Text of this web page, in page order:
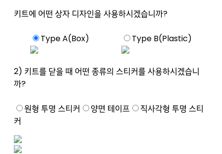
키트에 어떤 상자 디자인을 사용하시겠습니까?
Type A(Box) Type B(Plastic)
2) 키트를 닫을 때 어떤 종류의 스티커를 사용하시겠습니
까?
원형 투명 스티커 양면 테이프
직사각형 투명 스티
커